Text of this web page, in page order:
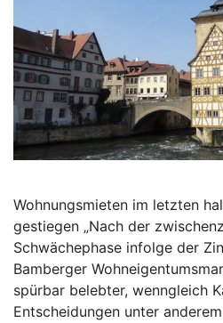
Wohnungsmieten im letzten
gestiegen „Nach der
Schwächephase infolge der
Bamberger
spürbar belebter, wenngleich
Entscheidungen unter